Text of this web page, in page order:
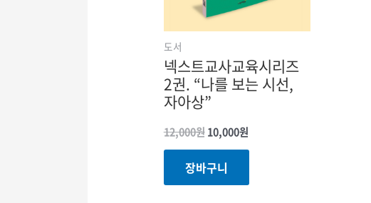
도서
넥스트교사교육시리즈
2권. “나를 보는 시선,
자아상”
12,000원원래
가격:
10,000원현재
장바구니